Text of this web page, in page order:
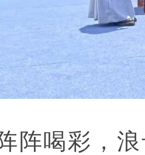
阵喝彩，